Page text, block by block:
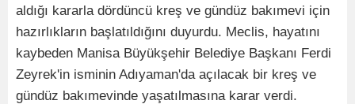
aldığı kararla dördüncü kreş ve gündüz bakımevi için
hazırlıkların başlatıldığını duyurdu. Meclis, hayatını
kaybeden Manisa Büyükşehir Belediye Başkanı Ferdi
Zeyrek'in isminin Adıyaman'da açılacak bir kreş ve
gündüz bakımevinde yaşatılmasına karar verdi.